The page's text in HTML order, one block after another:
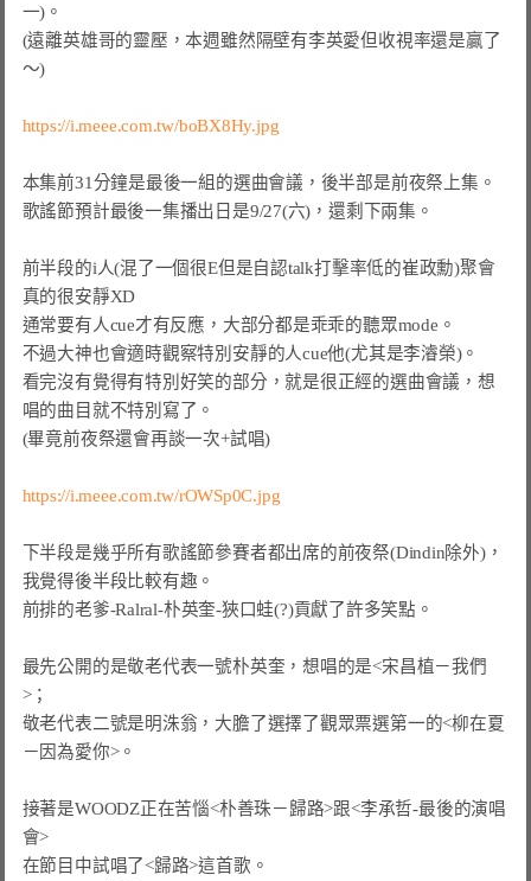
一)。
(遠離英雄哥的靈壓，本週雖然隔壁有李英愛但收視率還是贏了
～)
https://i.meee.com.tw/boBX8Hy.jpg
本集前31分鐘是最後一組的選曲會議，後半部是前夜祭上集。
歌謠節預計最後一集播出日是9/27(六)，還剩下兩集。
前半段的i人(混了一個很E但是自認talk打擊率低的崔政勳)聚會
真的很安靜XD
通常要有人cue才有反應，大部分都是乖乖的聽眾mode。
不過大神也會適時觀察特別安靜的人cue他(尤其是李濬榮)。
看完沒有覺得有特別好笑的部分，就是很正經的選曲會議，想
唱的曲目就不特別寫了。
(畢竟前夜祭還會再談一次+試唱)
https://i.meee.com.tw/rOWSp0C.jpg
下半段是幾乎所有歌謠節參賽者都出席的前夜祭(Dindin除外)，
我覺得後半段比較有趣。
前排的老爹-Ralral-朴英奎-狹口蛙(?)貢獻了許多笑點。
最先公開的是敬老代表一號朴英奎，想唱的是<宋昌植－我們
>；
敬老代表二號是明洙翁，大膽了選擇了觀眾票選第一的<柳在夏
－因為愛你>。
接著是WOODZ正在苦惱<朴善珠－歸路>跟<李承哲-最後的演唱
會>